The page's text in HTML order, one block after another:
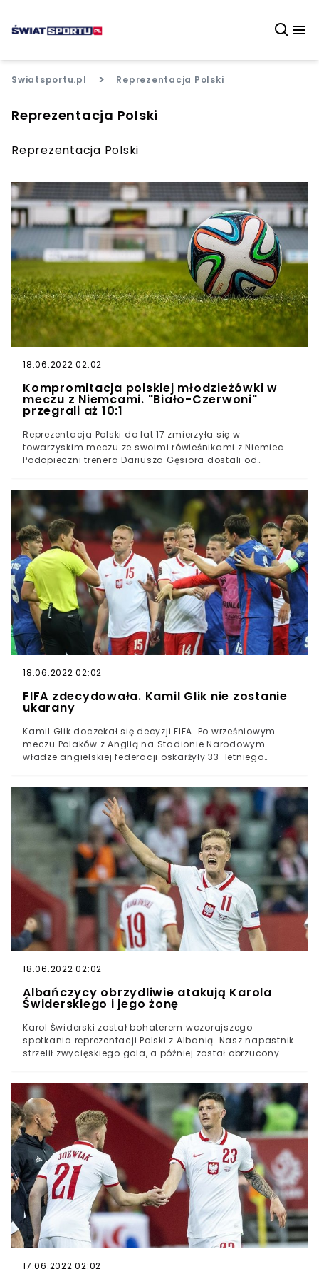
Swiatsportu.pl > Reprezentacja Polski
Reprezentacja Polski
Reprezentacja Polski
18.06.2022 02:02
Kompromitacja polskiej młodzieżówki w
meczu z Niemcami. "Biało-Czerwoni"
przegrali aż 10:1
Reprezentacja Polski do lat 17 zmierzyła się w
towarzyskim meczu ze swoimi rówieśnikami z Niemiec.
Podopieczni trenera Dariusza Gęsiora dostali od
meczu towarzyskim, można uznać za
kompromitację.Reprezentacja Polski U-17 przebywa na
zgrupowaniu w Zielonej GórzeW ramach przygotowań
nasi kadrowicze zmierzyli się ze swoimi rówieśnikami z
Niemiec"Biało-Czerwoni" dostali srogą lekcję futbolu od
naszych zachodnich sąsiadów. Niemcy wygrali aż
10:1Reprezentacja Polski U-17 skompromitowała się w
towarzyskim meczu z Niemcami. Nasi piłkarze przegrali
różnicą aż dziewięciu bramek! Młodzi zawodnicy zza
naszej zachodniej granicy wygrali 10:1.
18.06.2022 02:02
FIFA zdecydowała. Kamil Glik nie zostanie
ukarany
Kamil Glik doczekał się decyzji FIFA. Po wrześniowym
meczu Polaków z Anglią na Stadionie Narodowym
władze angielskiej federacji oskarżyły 33-letniego
poinformował rzecznik Polskiego Związku Piłki
Nożnej.Kamil Glik we wrześniu był jednym z bohaterów
meczu Polska - Anglia na Stadionie Narodowym w
Warszawie. Biało-Czerwoni w ostatnich minutach
wyszarpali remis, ale po meczu, więcej niż o samym
spotkaniu mówiło się o zarzutach wobec Kamila Glika.
18.06.2022 02:02
Albańczycy obrzydliwie atakują Karola
Świderskiego i jego żonę
Karol Świderski został bohaterem wczorajszego
spotkania reprezentacji Polski z Albanią. Nasz napastnik
strzelił zwycięskiego gola, a później został obrzucony
dziś pozostaje gorąca. Piłkarz wraz z żoną są w
obrzydliwy sposób obrażani przez Albańczyków w sieci.
Karol Świderski i jego żona Martyna są obrażani w sieci
przez Albańczyków Piłkarz po spotkaniu przyznał, że nie
jest bez winy, ale to nie tłumaczy zachowania
internautów- Albańczycy będą j…ć twoją żonę - to tylko
jeden z niewielu komentarzy, które można przeczytać
pod postem ze zdjęciami ślubnymi paryKarol Świderski
w 77. minucie meczu z Albanią zdobył zwycięskiego
gola dla reprezentacji Polski i został jej bohaterem
(więcej tutaj). Po zdobytej bramce nasz napastnik
pobiegł w kierunku trybuny kibiców rywala, aby
celebrować trafienie, co sprowokowało tamtejszą
zawodników poleciały butelki i różne przedmioty, ale
17.06.2022 02:02